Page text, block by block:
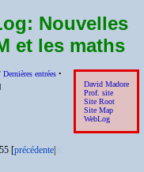
Nouvelles
et les maths
David Madore
Prof. site
Site Root
Site Map
WebLog
Dernières entrées •
[précédente